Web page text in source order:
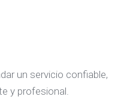
un servicio confiable,
y profesional.